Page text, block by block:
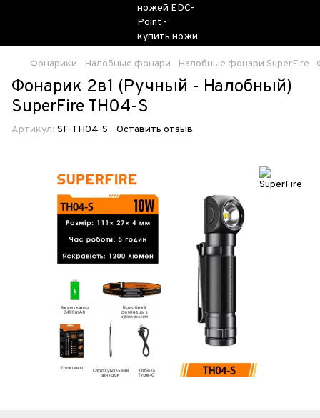
Фонарики Налобные фонари Налобные фонари SuperFire
Фонарик 2в1 (Ручный - Налобный)
SuperFire TH04-S
Артикул: SF-TH04-S Оставить отзыв